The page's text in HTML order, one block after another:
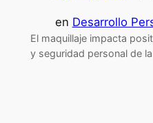
en Desarrollo
El maquillaje impacta
y seguridad personal de